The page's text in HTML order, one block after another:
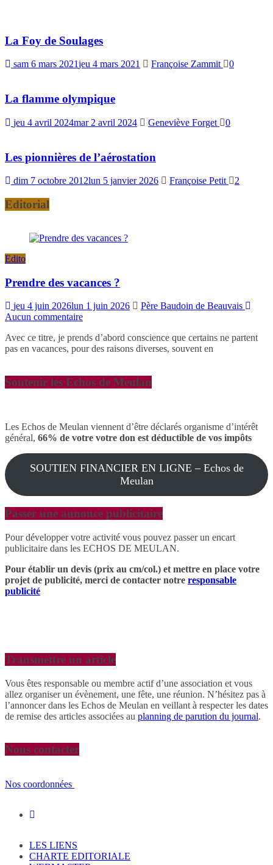
La Foy de Soulages
sam 6 mars 2021jeu 4 mars 2021 Françoise Zammit 0
La flamme olympique
jeu 4 avril 2024mar 2 avril 2024 Geneviève Forget 0
Les pionnières de l’aérostation
dim 7 octobre 2012lun 5 janvier 2026 Françoise Petit 2
Editorial
Edito
Prendre des vacances ?
jeu 4 juin 2026lun 1 juin 2026
Père Baudoin de Beauvais
Aucun commentaire
Avec ce titre, je prends d’abord conscience que certains ne partent
pas en vacances, pour des raisons diverses, souvent en
Soutenir les Echos de Meulan
Les Echos de Meulan viennent d’être déclarés organisme d’intérêt
général, 66% de votre votre don est déductible de vos impôts
SOUTIEN FINANCIER EN LIGNE – Echos de
Meulan
Passer une annonce publicitaire
Pour développer votre activité vous pouvez passer un encart
publicitaire dans les ECHOS DE MEULAN.
Pour établir un devis (prix au cm/col.) et mettre en place votre
projet de publicité, merci de contacter notre responsable
publicité
Transmettre un article
Vous êtes responsable ou membre actif d’une association et vous
allez organiser un évènement, une fête, une réunion. N’hésitez pas à
l’annoncer dans les Echos de Meulan en veillant à respecter les dates
de remise des articles associées au planning de parution du journal.
Nous contacter
Nos coordonnées
LES LIENS
CHARTE EDITORIALE